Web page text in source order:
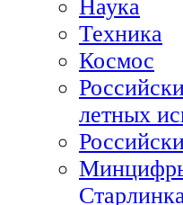
Наука
Техника
Космос
летных
Минцифры